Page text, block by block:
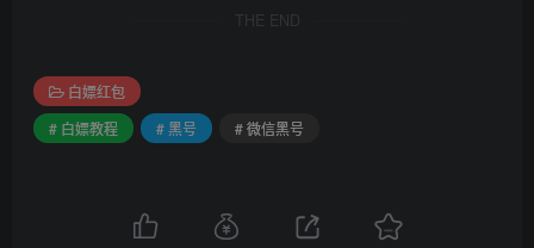
THE END
白嫖红包
# 白嫖教程
# 黑号 # 微信黑号